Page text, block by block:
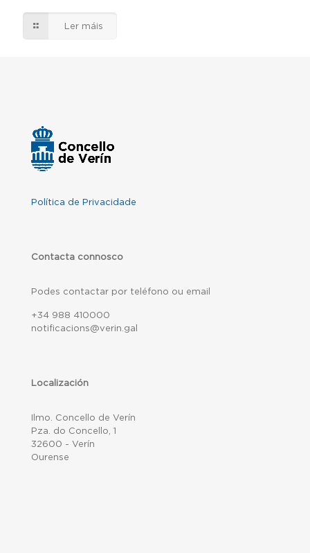
Ler máis
Política de Privacidade
Contacta connosco
Podes contactar por teléfono ou email
+34 988 410000
notificacions@verin.gal
Localización
Ilmo. Concello de Verín
Pza. do Concello, 1
32600 - Verín
Ourense